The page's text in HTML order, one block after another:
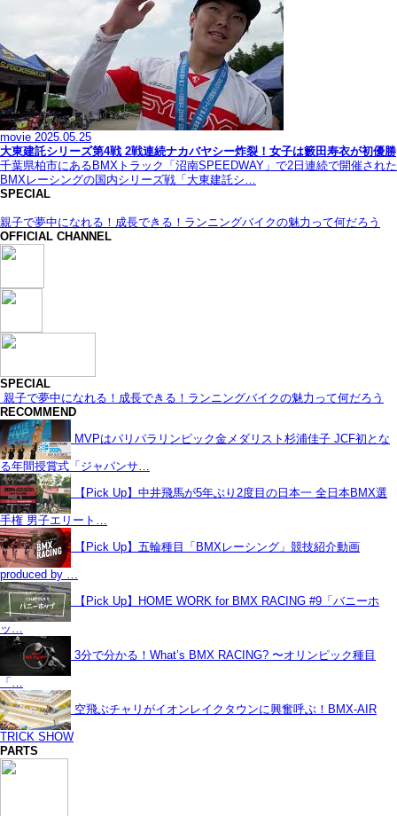
movie 2025.05.25
大東建託シリーズ第4戦 2戦連続ナカバヤシー炸裂！女子は籔田寿衣が初優勝
千葉県柏市にあるBMXトラック「沼南SPEEDWAY」で2日連続で開催された
BMXレーシングの国内シリーズ戦「大東建託シ…
SPECIAL
親子で夢中になれる！成長できる！ランニングバイクの魅力って何だろう
OFFICIAL CHANNEL
SPECIAL
親子で夢中になれる！成長できる！ランニングバイクの魅力って何だろう
RECOMMEND
MVPはパリパラリンピック金メダリスト杉浦佳子 JCF初とな
る年間授賞式「ジャパンサ…
【Pick Up】中井飛馬が5年ぶり2度目の日本一 全日本BMX選
手権 男子エリート…
【Pick Up】五輪種目「BMXレーシング」競技紹介動画
produced by …
【Pick Up】HOME WORK for BMX RACING #9「バニーホ
ッ…
3分で分かる！What’s BMX RACING? 〜オリンピック種目
「…
空飛ぶチャリがイオンレイクタウンに興奮呼ぶ！BMX-AIR
TRICK SHOW
PARTS